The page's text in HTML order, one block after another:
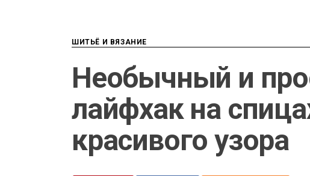
ШИТЬЁ И ВЯЗАНИЕ
Необычный и
лайфхак на
красивого узора